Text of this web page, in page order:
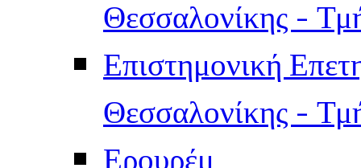
Θεσσαλονίκης -
Επιστημονική
Θεσσαλονίκης -